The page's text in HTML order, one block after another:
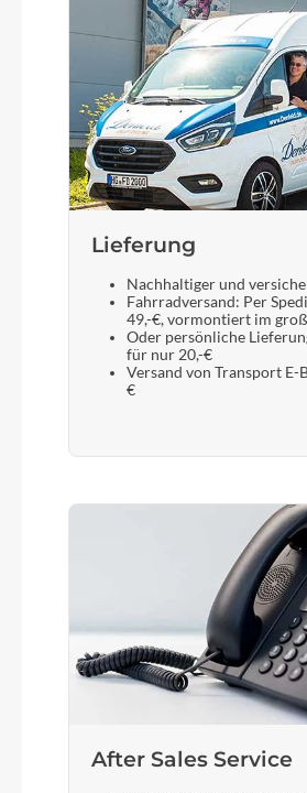
Lieferung
Nachhaltiger und
Fahrradversand: Per
49,-€, vormontiert im
Oder persönliche
für nur 20,-€
Versand von Transport E-
€
After Sales Service